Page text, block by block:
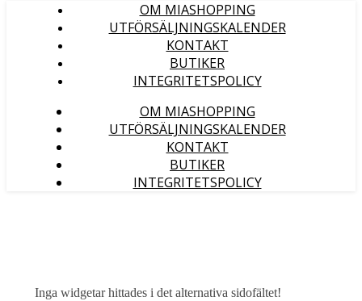
OM MIASHOPPING
UTFÖRSÄLJNINGSKALENDER
KONTAKT
BUTIKER
INTEGRITETSPOLICY
OM MIASHOPPING
UTFÖRSÄLJNINGSKALENDER
KONTAKT
BUTIKER
INTEGRITETSPOLICY
Inga widgetar hittades i det alternativa sidofältet!